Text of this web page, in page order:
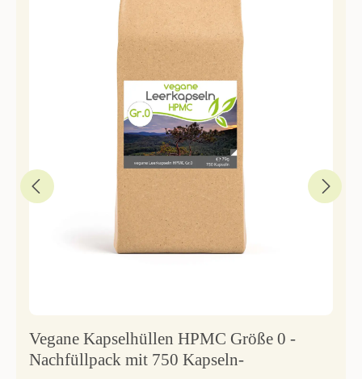
Vegane Kapselhüllen HPMC Größe 0 -
Nachfüllpack mit 750 Kapseln-